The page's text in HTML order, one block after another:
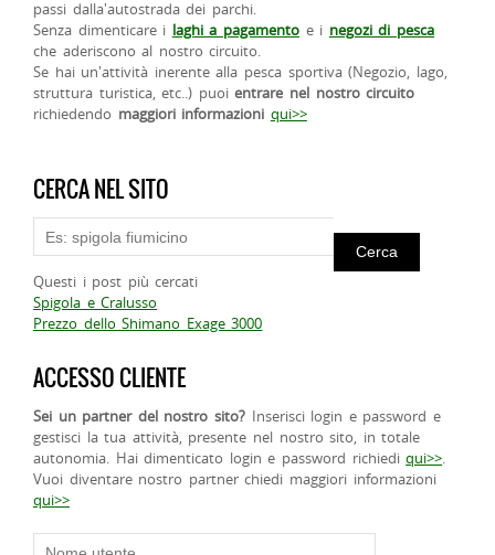
passi dalla'autostrada dei parchi.
Senza dimenticare i laghi a pagamento e i negozi di pesca
che aderiscono al nostro circuito.
Se hai un'attività inerente alla pesca sportiva (Negozio, lago,
struttura turistica, etc..) puoientrare nel nostro circuito
richiedendo maggiori informazioni qui>>
CERCA NEL SITO
Questi i post più cercati
Spigola e Cralusso
Prezzo dello Shimano Exage 3000
ACCESSO CLIENTE
Sei un partner del nostro sito? Inserisci login e password e
gestisci la tua attività, presente nel nostro sito, in totale
autonomia. Hai dimenticato login e password richiediqui>>.
Vuoi diventare nostro partner chiedi maggiori informazioni
qui>>